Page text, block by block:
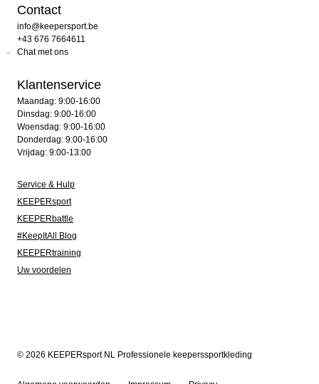
Contact
info@keepersport.be
+43 676 7664611
Chat met ons
Klantenservice
Maandag: 9:00-16:00
Dinsdag: 9:00-16:00
Woensdag: 9:00-16:00
Donderdag: 9:00-16:00
Vrijdag: 9:00-13:00
Service & Hulp
KEEPERsport
KEEPERbattle
#KeepItAll Blog
KEEPERtraining
Uw voordelen
© 2026 KEEPERsport NL Professionele keeperssportkleding